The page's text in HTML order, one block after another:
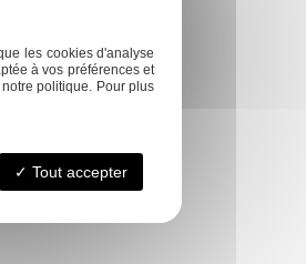
Aménagement
les cookies d'analyse
à vos préférences et
politique. Pour plus
Tout accepter